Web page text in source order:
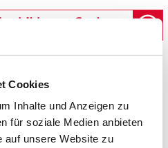
Cookies
Inhalte und Anzeigen zu
für soziale Medien anbieten
auf unsere Website zu
Suche
Consulting